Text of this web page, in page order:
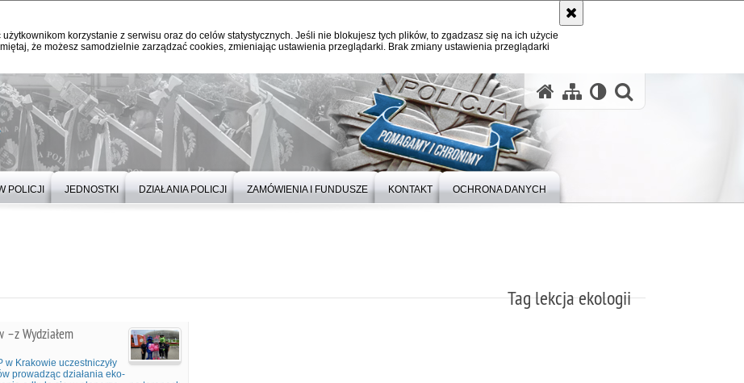
korzystanie z serwisu oraz do celów statystycznych. Jeśli nie blokujesz tych plików, to zgadzasz się na ich użycie
że możesz samodzielnie zarządzać cookies, zmieniając ustawienia przeglądarki. Brak zmiany ustawienia przeglądarki
POLICJI JEDNOSTKI DZIAŁANIA POLICJI ZAMÓWIENIA I FUNDUSZE KONTAKT OCHRONA DANYCH
Tag lekcja ekologii
–z Wydziałem
w Krakowie uczestniczyły
prowadząc działania eko-